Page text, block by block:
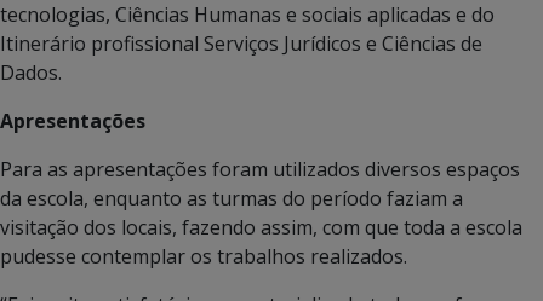
tecnologias, Ciências Humanas e sociais aplicadas e do
Itinerário profissional Serviços Jurídicos e Ciências de
Dados.
Apresentações
Para as apresentações foram utilizados diversos espaços
da escola, enquanto as turmas do período faziam a
visitação dos locais, fazendo assim, com que toda a escola
pudesse contemplar os trabalhos realizados.